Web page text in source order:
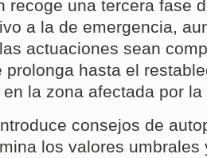
recoge una tercera fase
a la de emergencia,
actuaciones sean
prolonga hasta el
la zona afectada por
consejos de
los valores